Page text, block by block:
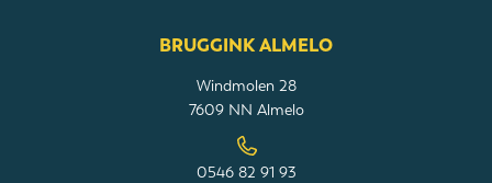
BRUGGINK ALMELO
Windmolen 28
7609 NN Almelo
0546 82 91 93